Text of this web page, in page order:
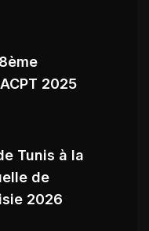
2025
Tunis à la
de
2026